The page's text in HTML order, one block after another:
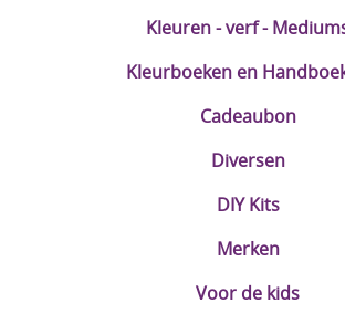
Kleuren - verf -
Kleurboeken en
Cadeaubon
Diversen
DIY Kits
Merken
Voor de kids